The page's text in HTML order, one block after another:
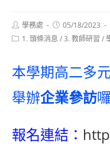
Post
author:
學務處
Post
published:
05/18/2023
Post1. 頭條消息 /3. 教師研習 /
本學期高二多
舉辦企業參訪
報名連結：